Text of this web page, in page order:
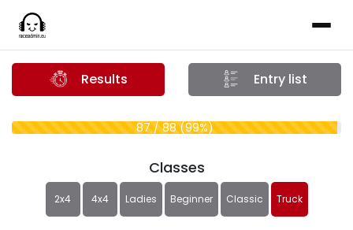
Results Entry list
87 / 88 (99%)
Classes
2x4 4x4 Ladies Beginner Classic Truck